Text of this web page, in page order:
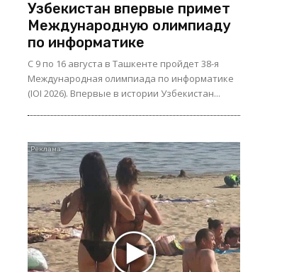
Узбекистан впервые примет
Международную олимпиаду
по информатике
С 9 по 16 августа в Ташкенте пройдет 38-я
Международная олимпиада по информатике
(IOI 2026). Впервые в истории Узбекистан...